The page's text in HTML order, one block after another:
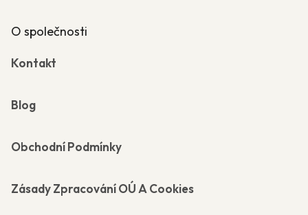
O společnosti
Kontakt
Blog
Obchodní Podmínky
Zásady Zpracování OÚ A Cookies